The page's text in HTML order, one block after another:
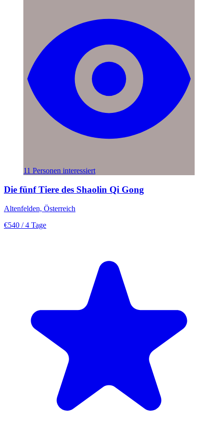
11 Personen interessiert
Die fünf Tiere des Shaolin Qi Gong
Altenfelden, Österreich
€540 / 4 Tage